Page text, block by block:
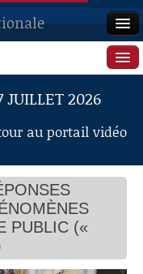
JUILLET 2026
au portail vidéo
PUBLIC («